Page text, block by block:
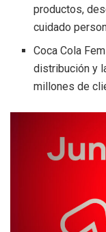
productos,
cuidado
Coca Cola
distribución y
millones de